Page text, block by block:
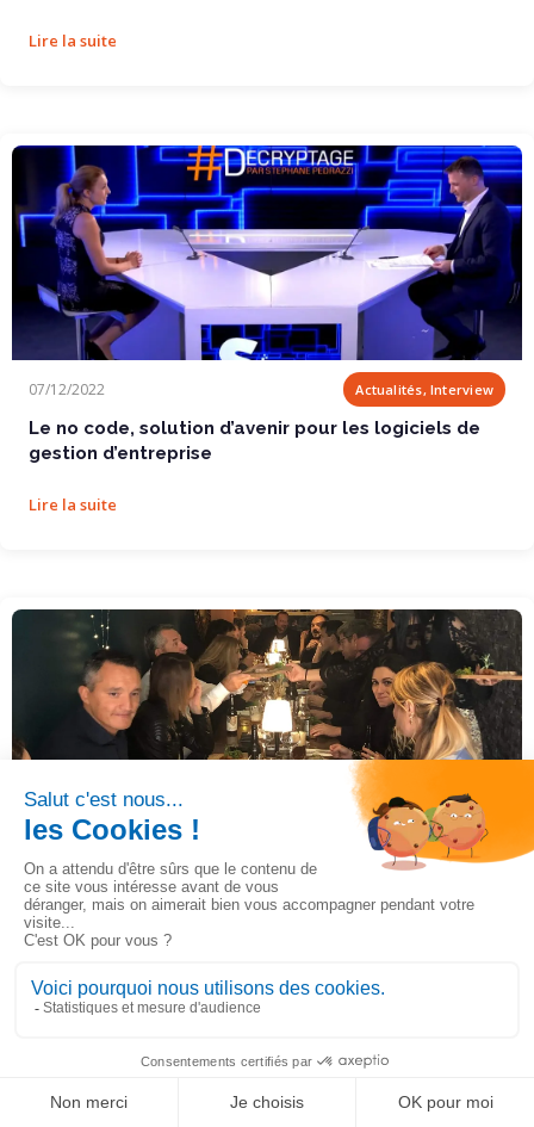
Solution de gestion ultra-personnalisable Ignorer
Lire la suite
07/12/2022 Actualités, Interview
Le no code, solution d’avenir pour les logiciels de
gestion d’entreprise
Lire la suite
Journée utilisateur du 04 novembre 2022
Actualités, Evénement
Journée utilisateur du 04 novembre 2022